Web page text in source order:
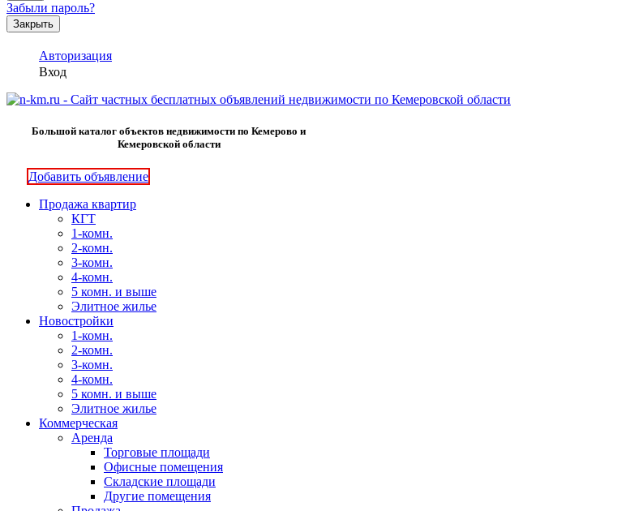
Забыли пароль?
Закрыть
Авторизация
Вход
Большой каталог объектов недвижимости по Кемерово и
Кемеровской области
Добавить объявление
Продажа квартир
КГТ
1-комн.
2-комн.
3-комн.
4-комн.
5 комн. и выше
Элитное жилье
Новостройки
1-комн.
2-комн.
3-комн.
4-комн.
5 комн. и выше
Элитное жилье
Коммерческая
Аренда
Торговые площади
Офисные помещения
Складские площади
Другие помещения